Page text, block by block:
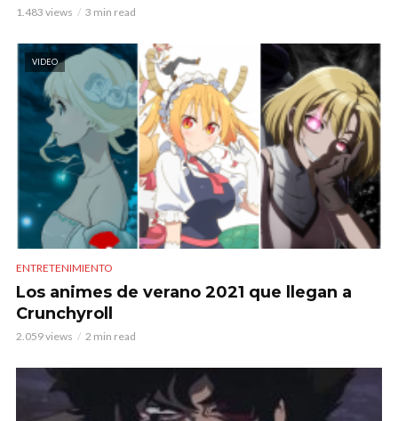
1.483 views 3 min read
VIDEO
ENTRETENIMIENTO
Los animes de verano 2021 que llegan a
Crunchyroll
2.059 views 2 min read